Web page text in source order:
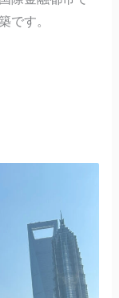
です。